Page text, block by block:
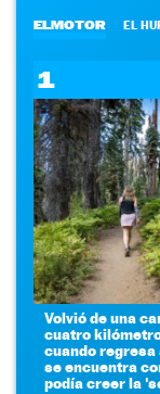
ELMOTOR EL
1
Volvió de una
cuatro
cuando regresa
se encuentra
podía creer la